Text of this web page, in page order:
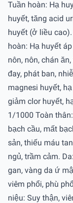
Tuần hoàn: Hạ
huyết, tăng acid
huyết (ở liều cao).
hoàn: Hạ huyết
nôn, nôn, chán
đay, phát ban,
magnesi huyết,
giảm clor huyết,
1/1000 Toàn
bạch cầu, mất
sản, thiếu máu
ngủ, trầm cảm.
gan, vàng da ứ
viêm phổi, phù
niệu: Suy thận,